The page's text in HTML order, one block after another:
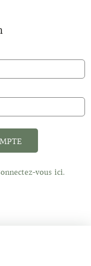
vous ici.